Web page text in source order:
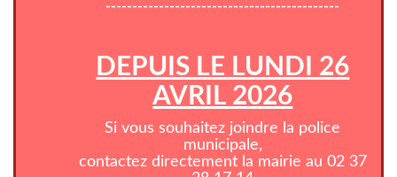
--------------------------------------------
DEPUIS LE LUNDI 26
AVRIL 2026
Si vous souhaitez joindre la police
municipale,
contactez directement la mairie au 02 37